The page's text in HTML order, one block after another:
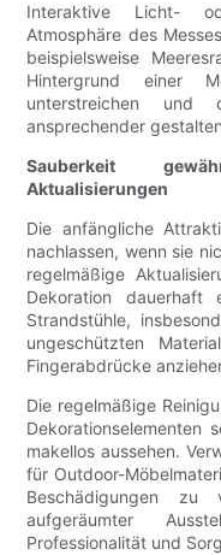
Interaktive Licht-
Atmosphäre des
beispielsweise
Hintergrund einer
unterstreichen und
ansprechender
Sauberkeit
Aktualisierungen
Die anfängliche
nachlassen, wenn sie
regelmäßige
Dekoration dauerhaft
Strandstühle,
ungeschützten
Fingerabdrücke
Die regelmäßige
Dekorationselementen
makellos aussehen.
für Outdoor-
Beschädigungen zu
aufgeräumter
Professionalität und